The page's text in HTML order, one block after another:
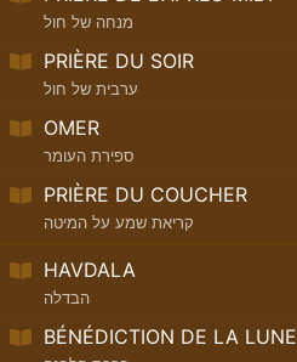
מנחה של חול
PRIÈRE DU SOIR
ערבית של חול
OMER
ספירת העומר
PRIÈRE DU COUCHER
קריאת שמע על המיטה
HAVDALA
הבדלה
BÉNÉDICTION DE LA LUNE